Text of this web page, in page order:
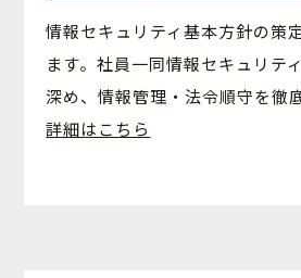
情報セキュリティ基本方針の策
ます。社員一同情報セキュリテ
深め、情報管理・法令順守を徹
詳細はこちら